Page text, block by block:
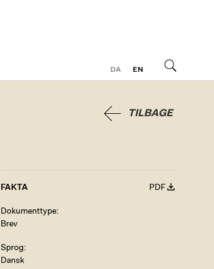
DA
EN
TILBAGE
FAKTA PDF
Dokumenttype
Brev
Sprog
Dansk